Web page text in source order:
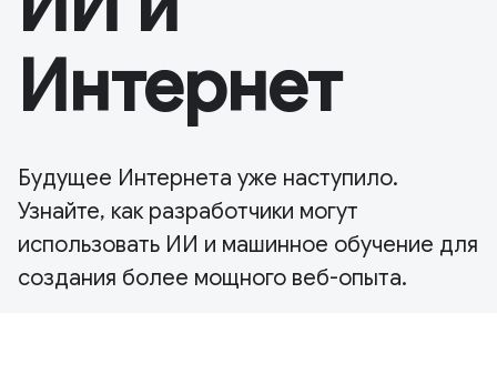
Интернет
Будущее Интернета уже наступило.
Узнайте, как разработчики могут
использовать ИИ и машинное обучение для
создания более мощного веб-опыта.